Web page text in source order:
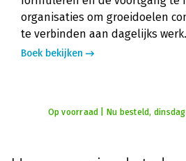
organisaties om groeidoelen
te verbinden aan dagelijks werk.
Boek bekijken
Op voorraad | Nu besteld,